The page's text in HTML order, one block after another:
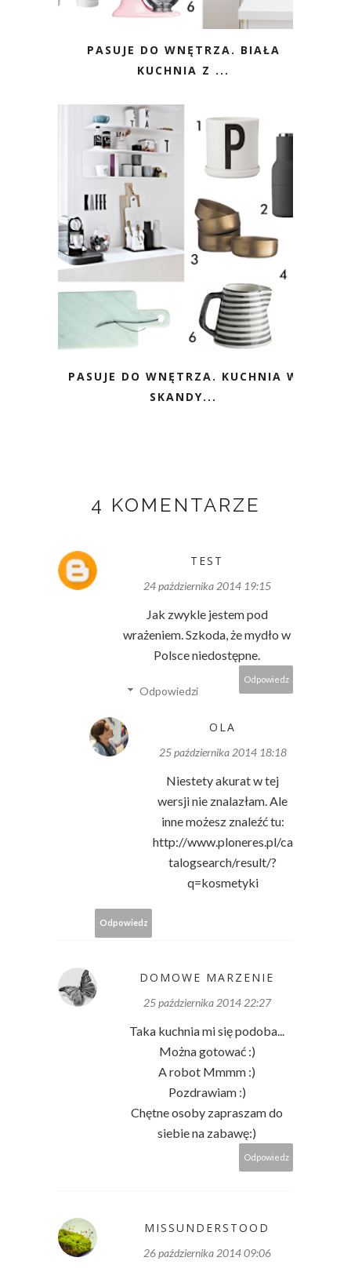
PASUJE DO WNĘTRZA. BIAŁA
KUCHNIA Z ...
PASUJE DO WNĘTRZA. KUCHNIA W
SKANDY...
4 KOMENTARZE
TEST
24 października 2014 19:15
Jak zwykle jestem pod
wrażeniem. Szkoda, że mydło w
Polsce niedostępne.
Odpowiedz
Odpowiedzi
OLA
25 października 2014 18:18
Niestety akurat w tej
wersji nie znalazłam. Ale
inne możesz znaleźć tu:
http://www.ploneres.pl/ca
talogsearch/result/?
q=kosmetyki
Odpowiedz
DOMOWE MARZENIE
25 października 2014 22:27
Taka kuchnia mi się podoba...
Można gotować :)
A robot Mmmm :)
Pozdrawiam :)
Chętne osoby zapraszam do
siebie na zabawę:)
Odpowiedz
MISSUNDERSTOOD
26 października 2014 09:06